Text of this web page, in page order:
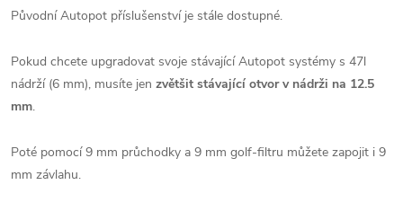
Původní Autopot příslušenství je stále dostupné.
Pokud chcete upgradovat svoje stávající Autopot systémy s 47l
nádrží (6 mm), musíte jen zvětšit stávající otvor v nádrži na 12.5
mm.
Poté pomocí 9 mm průchodky a 9 mm golf-filtru můžete zapojit i 9
mm závlahu.